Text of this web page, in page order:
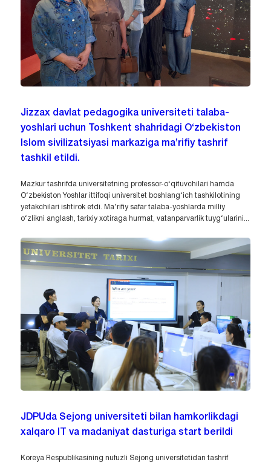
Jizzax davlat pedagogika universiteti talaba-
yoshlari uchun Toshkent shahridagi O‘zbekiston
Islom sivilizatsiyasi markaziga ma’rifiy tashrif
tashkil etildi.
Mazkur tashrifda universitetning professor-o‘qituvchilari hamda
O‘zbekiston Yoshlar ittifoqi universitet boshlang‘ich tashkilotining
yetakchilari ishtirok etdi. Ma’rifiy safar talaba-yoshlarda milliy
o‘zlikni anglash, tarixiy xotiraga hurmat, vatanparvarlik tuyg‘ularini...
JDPUda Sejong universiteti bilan hamkorlikdagi
xalqaro IT va madaniyat dasturiga start berildi
Koreya Respublikasining nufuzli Sejong universitetidan tashrif